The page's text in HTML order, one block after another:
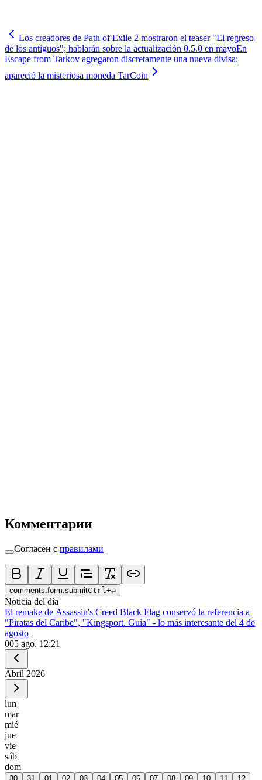
Los creadores de Path of Exile 2 mostraron el teaser "El regreso
de los antiguos"; hablarán sobre la actualización 0.5.0 en mayoEn
Escape from Tarkov agregaron discretamente una nueva divisa:
apareció la misteriosa moneda TarCoin
Комментарии
Согласен с правилами
comments.form.submitCtrl+↵
Noticia del día
El remake de Assassin's Creed Black Flag conservó la referencia a
"Piratas del Caribe", "Kingsport. Guía" - lo más interesante del 4 de
agosto
005 ago. 12:21
Abril 2026
lun
mar
mié
jue
vie
sáb
dom